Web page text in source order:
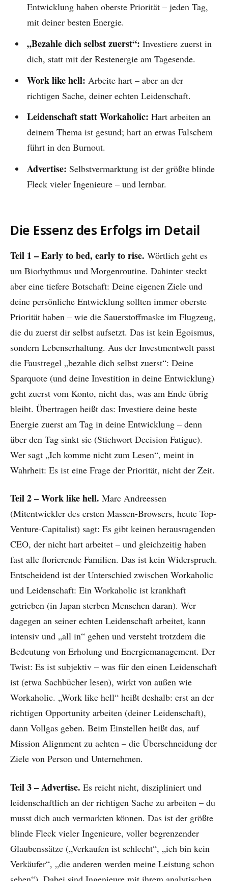
Entwicklung haben oberste Priorität – jeden Tag,
mit deiner besten Energie.
„Bezahle dich selbst zuerst“: Investiere zuerst in
dich, statt mit der Restenergie am Tagesende.
Work like hell: Arbeite hart – aber an der
richtigen Sache, deiner echten Leidenschaft.
Leidenschaft statt Workaholic: Hart arbeiten an
deinem Thema ist gesund; hart an etwas Falschem
führt in den Burnout.
Advertise: Selbstvermarktung ist der größte blinde
Fleck vieler Ingenieure – und lernbar.
Die Essenz des Erfolgs im Detail
Teil 1 – Early to bed, early to rise. Wörtlich geht es
um Biorhythmus und Morgenroutine. Dahinter steckt
aber eine tiefere Botschaft: Deine eigenen Ziele und
deine persönliche Entwicklung sollten immer oberste
Priorität haben – wie die Sauerstoffmaske im Flugzeug,
die du zuerst dir selbst aufsetzt. Das ist kein Egoismus,
sondern Lebenserhaltung. Aus der Investmentwelt passt
die Faustregel „bezahle dich selbst zuerst“: Deine
Sparquote (und deine Investition in deine Entwicklung)
geht zuerst vom Konto, nicht das, was am Ende übrig
bleibt. Übertragen heißt das: Investiere deine beste
Energie zuerst am Tag in deine Entwicklung – denn
über den Tag sinkt sie (Stichwort Decision Fatigue).
Wer sagt „Ich komme nicht zum Lesen“, meint in
Wahrheit: Es ist eine Frage der Priorität, nicht der Zeit.
Teil 2 – Work like hell. Marc Andreessen
(Mitentwickler des ersten Massen-Browsers, heute Top-
Venture-Capitalist) sagt: Es gibt keinen herausragenden
CEO, der nicht hart arbeitet – und gleichzeitig haben
fast alle florierende Familien. Das ist kein Widerspruch.
Entscheidend ist der Unterschied zwischen Workaholic
und Leidenschaft: Ein Workaholic ist krankhaft
getrieben (in Japan sterben Menschen daran). Wer
dagegen an seiner echten Leidenschaft arbeitet, kann
intensiv und „all in“ gehen und versteht trotzdem die
Bedeutung von Erholung und Energiemanagement. Der
Twist: Es ist subjektiv – was für den einen Leidenschaft
ist (etwa Sachbücher lesen), wirkt von außen wie
Workaholic. „Work like hell“ heißt deshalb: erst an der
richtigen Opportunity arbeiten (deiner Leidenschaft),
dann Vollgas geben. Beim Einstellen heißt das, auf
Mission Alignment zu achten – die Überschneidung der
Ziele von Person und Unternehmen.
Teil 3 – Advertise. Es reicht nicht, diszipliniert und
leidenschaftlich an der richtigen Sache zu arbeiten – du
musst dich auch vermarkten können. Das ist der größte
blinde Fleck vieler Ingenieure, voller begrenzender
Glaubenssätze („Verkaufen ist schlecht“, „ich bin kein
Verkäufer“, „die anderen werden meine Leistung schon